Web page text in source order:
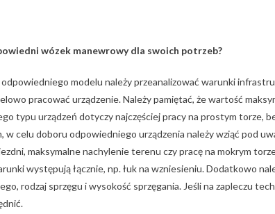
wózek manewrowy dla swoich potrzeb?
modelu należy przeanalizować warunki
pracować urządzenie. Należy pamiętać, że wartość
typu urządzeń dotyczy najczęściej pracy na prostym torze,
w celu doboru odpowiedniego urządzenia należy wziąć pod
maksymalne nachylenie terenu czy pracę na mokrym
występują łącznie, np. łuk na wzniesieniu. Dodatkowo
rodzaj sprzęgu i wysokość sprzęgania. Jeśli na zapleczu